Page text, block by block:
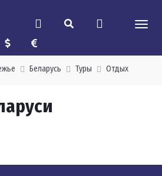
Беларусь Туры Отдых